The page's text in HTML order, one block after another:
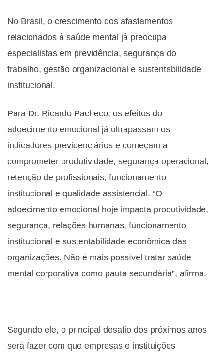
No Brasil, o crescimento dos afastamentos
relacionados à saúde mental já preocupa
especialistas em previdência, segurança do
trabalho, gestão organizacional e sustentabilidade
institucional.
Para Dr. Ricardo Pacheco, os efeitos do
adoecimento emocional já ultrapassam os
indicadores previdenciários e começam a
comprometer produtividade, segurança operacional,
retenção de profissionais, funcionamento
institucional e qualidade assistencial. “O
adoecimento emocional hoje impacta produtividade,
segurança, relações humanas, funcionamento
institucional e sustentabilidade econômica das
organizações. Não é mais possível tratar saúde
mental corporativa como pauta secundária”, afirma.
Segundo ele, o principal desafio dos próximos anos
será fazer com que empresas e instituições